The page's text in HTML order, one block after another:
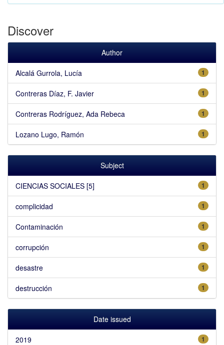
Discover
Author
1
Alcalá Gurrola, Lucía
1
Contreras Díaz, F. Javier
1
Contreras Rodríguez, Ada Rebeca
1
Lozano Lugo, Ramón
Subject
1
CIENCIAS SOCIALES [5]
1
complicidad
1
Contaminación
1
corrupción
1
desastre
1
destrucción
Date issued
1
2019